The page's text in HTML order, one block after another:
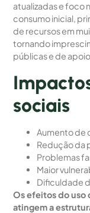
atualizadas e foco
consumo inicial,
de recursos em
tornando
públicas e de
sociais
Aumento de
Redução da
Problemas
Maior
Dificuldade
Os efeitos do uso
atingem a